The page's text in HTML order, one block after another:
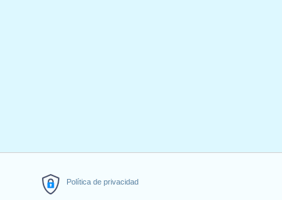
Política de privacidad